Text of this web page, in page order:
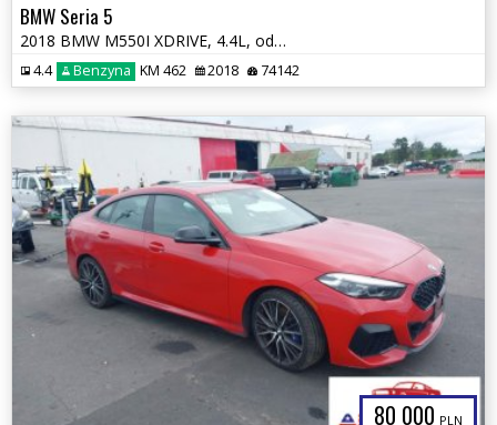
BMW Seria 5
2018 BMW M550I XDRIVE, 4.4L, od ubezpieczalni
4.4 Benzyna KM 462 2018 74142
80 000 PLN